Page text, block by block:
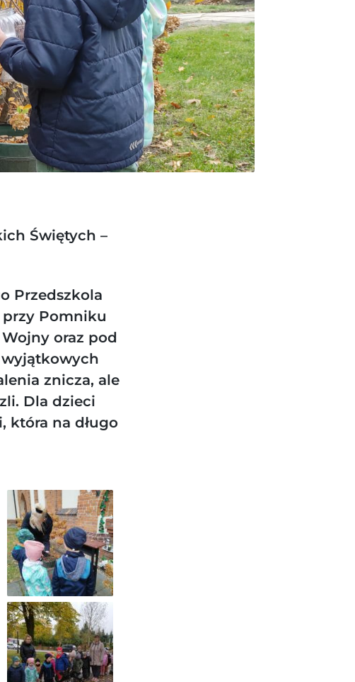
Świętych –
Przedszkola
przy Pomniku
oraz pod
wyjątkowych
znicza, ale
Dla dzieci
która na długo